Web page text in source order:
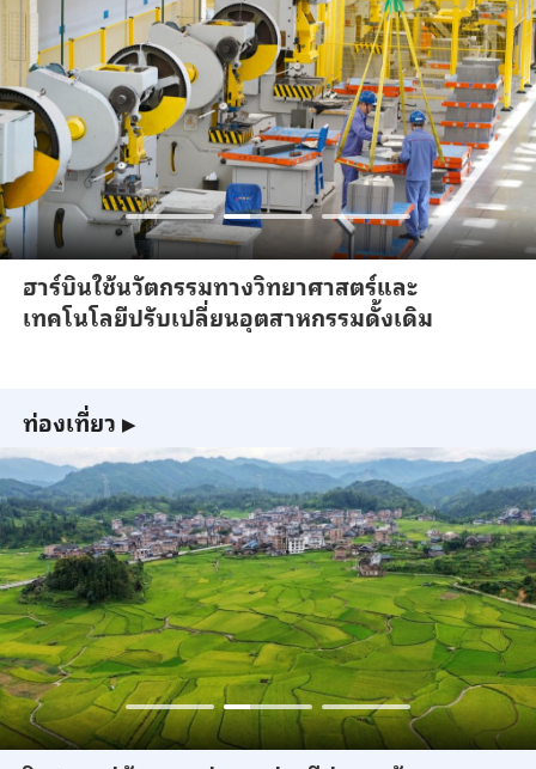
ฮาร์บินใช้นวัตกรรมทางวิทยาศาสตร์และ
เทคโนโลยีปรับเปลี่ยนอุตสาหกรรมดั้งเดิม
ท่องเที่ยว ▶